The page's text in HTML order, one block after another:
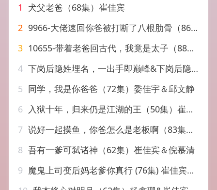
1
犬父老爸（68集）崔佳宾
2 9966-大佬速回你爸被打断了八根肋骨（86集）
3 10655-带着老爸回古代，我竟是太子（88集）王宇锋 崔瑶
4 下岗后隐姓埋名，一出手即巅峰&下岗后隐姓埋名一出手即巅峰（38集）AI短剧
5 同学，我是你爸爸（72集）委佳宇＆邱文静
6 入狱十年，归来仍是江湖的王（50集）崔旭阳＆李经瑞
7 说好一起摸鱼，你爸怎么是老板啊（83集）美美＆高鸿垲
8 吾有一爹可弑诸神（62集）崔佳宾＆倪慕清
9 魔鬼上司变后妈老爹你真行 (76集) 崔佳宾&倪青